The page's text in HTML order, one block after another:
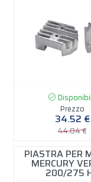
Prezzo
34.52 €
44.84 €
PIASTRA PER
MERCURY
200/275